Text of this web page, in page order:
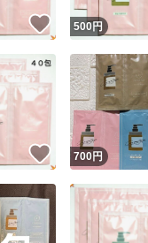
いいね！
500円
いいね！
700円